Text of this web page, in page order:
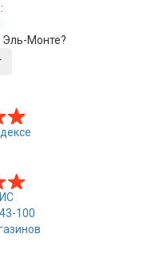
Эль-Монте?
100